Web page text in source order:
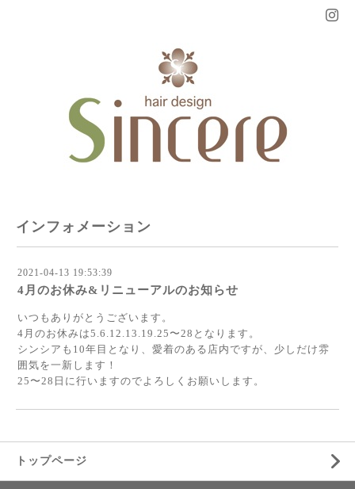
インフォメーション
2021-04-13 19:53:39
4月のお休み&リニューアルのお知らせ
いつもありがとうございます。
4月のお休みは5.6.12.13.19.25〜28となります。
シンシアも10年目となり、愛着のある店内ですが、少しだけ雰
囲気を一新します！
25〜28日に行いますのでよろしくお願いします。
トップページ